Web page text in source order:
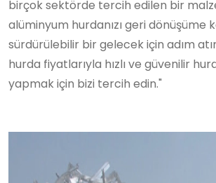
birçok sektörde tercih edilen bir
alüminyum hurdanızı geri dönüşüme
sürdürülebilir bir gelecek için adım
hurda fiyatlarıyla hızlı ve güvenilir
yapmak için bizi tercih edin."